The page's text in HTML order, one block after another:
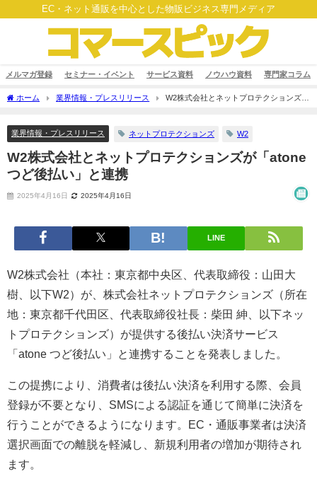
EC・ネット通販を中心とした物販ビジネス専門メディア
メルマガ登録 セミナー・イベント サービス資料 ノウハウ資料 専門家コラム
ホーム 業界情報・プレスリリース
W2株式会社とネットプロテクションズが
業界情報・プレスリリース ネットプロテクションズ W2
W2株式会社とネットプロテクションズが「atone
つど後払い」と連携
2025年4月16日 2025年4月16日
LINE
W2株式会社（本社：東京都中央区、代表取締役：山田大
樹、以下W2）が、株式会社ネットプロテクションズ（所在
地：東京都千代田区、代表取締役社長：柴田 紳、以下ネッ
トプロテクションズ）が提供する後払い決済サービス
「atone つど後払い」と連携することを発表しました。
この提携により、消費者は後払い決済を利用する際、会員
登録が不要となり、SMSによる認証を通じて簡単に決済を
行うことができるようになります。EC・通販事業者は決済
選択画面での離脱を軽減し、新規利用者の増加が期待され
ます。